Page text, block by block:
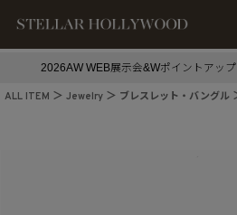
2026AW WEB展示会&Wポイントアップ
ALL ITEM Jewelry ブレスレット・バングル